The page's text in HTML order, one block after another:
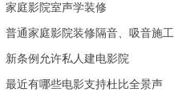
家庭影院室声学装修
普通家庭影院装修隔音、吸音施工方法
新条例允许私人建电影院
最近有哪些电影支持杜比全景声